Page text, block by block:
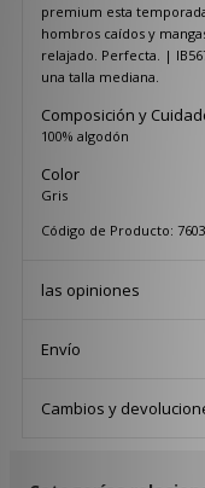
premium esta
hombros caídos y
relajado. Perfecta. |
una talla mediana.
Composición y
100% algodón
Color
Gris
Código de Producto:
las opiniones
Envío
Cambios y